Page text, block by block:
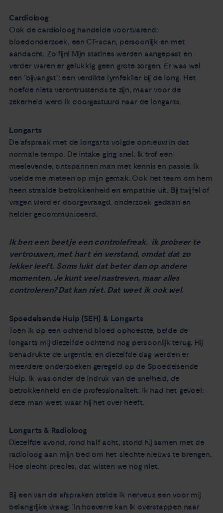
Cardioloog
Ook de cardioloog handelde voortvarend:
bloedonderzoek, een CT-scan, persoonlijk en met
aandacht. Zo fijn! Mijn statines werden aangepast en
verder waren er gelukkig geen grote zorgen. Er was wel
een ‘bijvangst’: een verdikte lymfeklier bij de long. Het
hoefde niets verontrustends te zijn, maar voor de
zekerheid werd ik doorgestuurd naar de longarts.
Longarts
De afspraak met de longarts volgde opnieuw in dat
normale tempo. De intake ging snel. Ik trof een
meelevende, ontspannen man met kennis en passie. Ik
voelde me meteen op mijn gemak. Ook het team om hem
heen straalde betrokkenheid en empathie uit. Bij twijfel of
vragen werd er doorgevraagd, onderzoek gedaan en
helder gecommuniceerd.
Ik ben een beetje een controlefreak, ik probeer te
vertrouwen, met hart én verstand, omdat dat zo
lekker leeft. Soms lukt dat beter dan op andere
momenten. Je kunt veel nastreven, maar alles
controleren? Dat kan niet. Dat weet ik ook wel.
Spoedeisende Hulp (SEH) & Longarts
Toen ik op een ochtend bloed ophoestte, belde de
longarts mij diezelfde ochtend nog persoonlijk terug. Hij
benadrukte de urgentie, en diezelfde dag werden er
meerdere onderzoeken geregeld op de Spoedeisende
Hulp. Ik was onder de indruk van de snelheid, de
betrokkenheid en de professionaliteit. Ik had het gevoel:
deze man weet waar hij het over heeft.
Longarts & Radioloog
Diezelfde avond, rond half acht, stond hij samen met de
radioloog aan mijn bed om het slechte nieuws te brengen.
Hoe slecht precies, dat wisten we nog niet.
Bij een van de afspraken stelde ik nerveus een voor mij
belangrijke vraag: ‘In hoeverre kan ik overstappen naar